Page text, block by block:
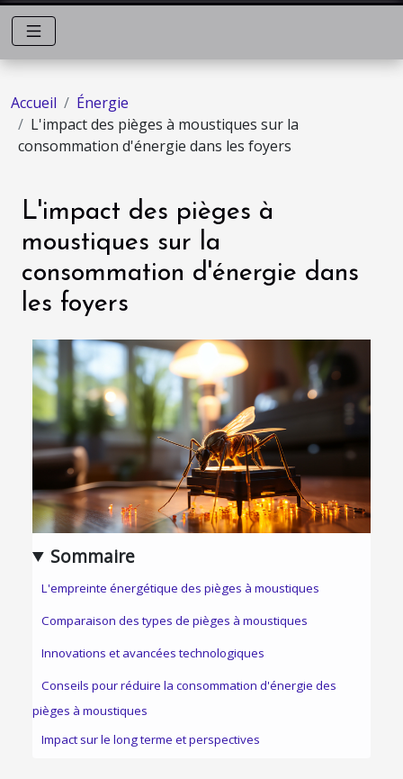
Accueil
Énergie
L'impact des pièges à moustiques sur la
consommation d'énergie dans les foyers
L'impact des pièges à
moustiques sur la
consommation d'énergie dans
les foyers
Sommaire
L'empreinte énergétique des pièges à moustiques
Comparaison des types de pièges à moustiques
Innovations et avancées technologiques
Conseils pour réduire la consommation d'énergie des
pièges à moustiques
Impact sur le long terme et perspectives